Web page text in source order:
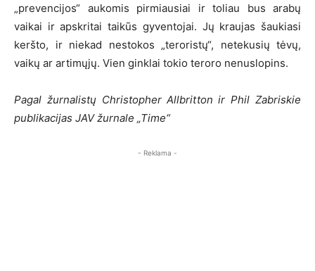
„prevencijos“ aukomis pirmiausiai ir toliau bus arabų
vaikai ir apskritai taikūs gyventojai. Jų kraujas šaukiasi
keršto, ir niekad nestokos „teroristų“, netekusių tėvų,
vaikų ar artimųjų. Vien ginklai tokio teroro nenuslopins.
Pagal žurnalistų Christopher Allbritton ir Phil Zabriskie
publikacijas JAV žurnale „Time“
- Reklama -